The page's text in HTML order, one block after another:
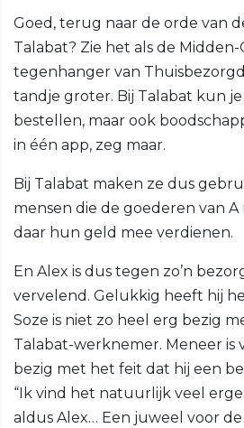
Goed, terug naar de orde van
Talabat? Zie het als de Midden-
tegenhanger van
tandje groter. Bij Talabat kun
bestellen, maar ook
in één app, zeg maar.
Bij Talabat maken ze dus
mensen die de goederen van
daar hun geld mee verdienen.
En Alex is dus tegen zo’n
vervelend. Gelukkig heeft hij
Soze is niet zo heel erg bezig
Talabat-werknemer. Meneer is
bezig met het feit dat hij een
“Ik vind het natuurlijk veel
aldus Alex… Een juweel voor